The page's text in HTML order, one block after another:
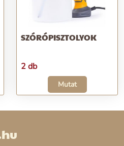
SZÓRÓPISZTOLYOK
2 db
Mutat